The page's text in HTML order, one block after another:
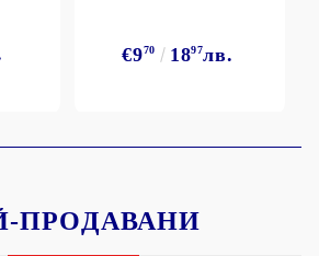
€970 1897лв.
ПРОДАВАНИ